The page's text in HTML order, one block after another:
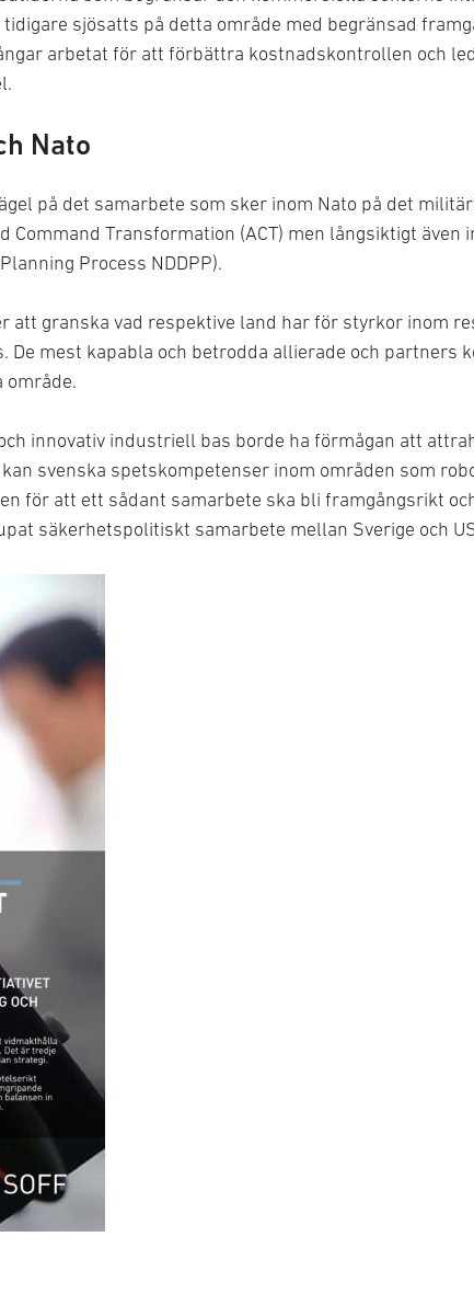
sjösatts på detta område med begränsad
arbetat för att förbättra kostnadskontrollen och
Nato
på det samarbete som sker inom Nato på det
Transformation (ACT) men långsiktigt även
Process NDDPP).
att granska vad respektive land har för styrkor inom
mest kapabla och betrodda allierade och partners
område.
innovativ industriell bas borde ha förmågan att
svenska spetskompetenser inom områden som
för att ett sådant samarbete ska bli framgångsrikt
säkerhetspolitiskt samarbete mellan Sverige och